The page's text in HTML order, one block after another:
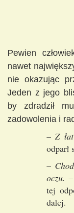
Pewien
nawet
nie okazując
Jeden z jego
by zdradził
zadowolenia i
–Z
odparł
–
oczu.
tej
dalej.